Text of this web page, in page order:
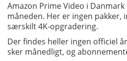
Amazon Prime Video i
måneden. Her er ingen pakker,
særskilt 4K-opgradering.
Der findes heller ingen officiel
sker månedligt, og